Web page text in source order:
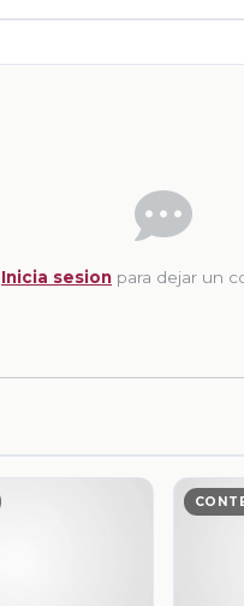
Inicia sesion para dejar un